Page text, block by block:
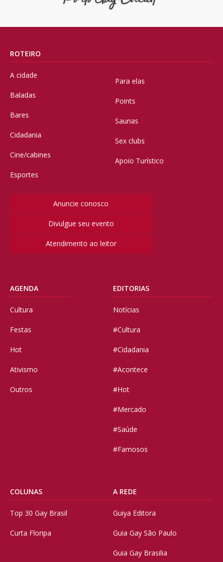
ROTEIRO
A cidade
Baladas
Bares
Cidadania
Cine/cabines
Esportes
Para elas
Points
Saunas
Sex clubs
Apoio Turístico
Anuncie conosco
Divulgue seu evento
Atendimento ao leitor
AGENDA
Cultura
Festas
Hot
Ativismo
Outros
EDITORIAS
Notícias
#Cultura
#Cidadania
#Acontece
#Hot
#Mercado
#Saúde
#Famosos
COLUNAS
Top 30 Gay Brasil
Curta Floripa
A REDE
Guiya Editora
Guia Gay São Paulo
Guia Gay Brasilia